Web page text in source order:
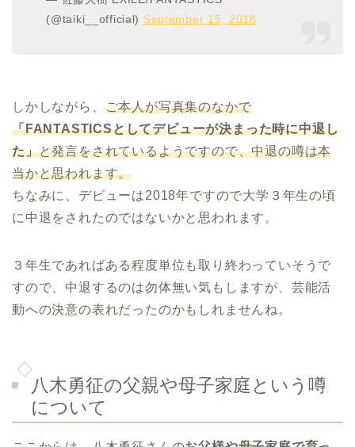
(@taiki__official) September 15, 2018
しかしながら、 ご本人が写真集のなかで
「FANTASTICSとしてデビューが決まった時に中退し
た」と発言をされているようですので、中退の噂は本
当かと思われます。
ちなみに、デビューは2018年ですので大学３年生の頃
に中退をされたのではないかと思われます。
３年生であればある程度単位も取り終わっていそうで
すので、中退するのは勿体無い気もしますが、芸能活
動への決意の表れだったのかもしれませんね。
八木勇征の父親や母子家庭という噂
について